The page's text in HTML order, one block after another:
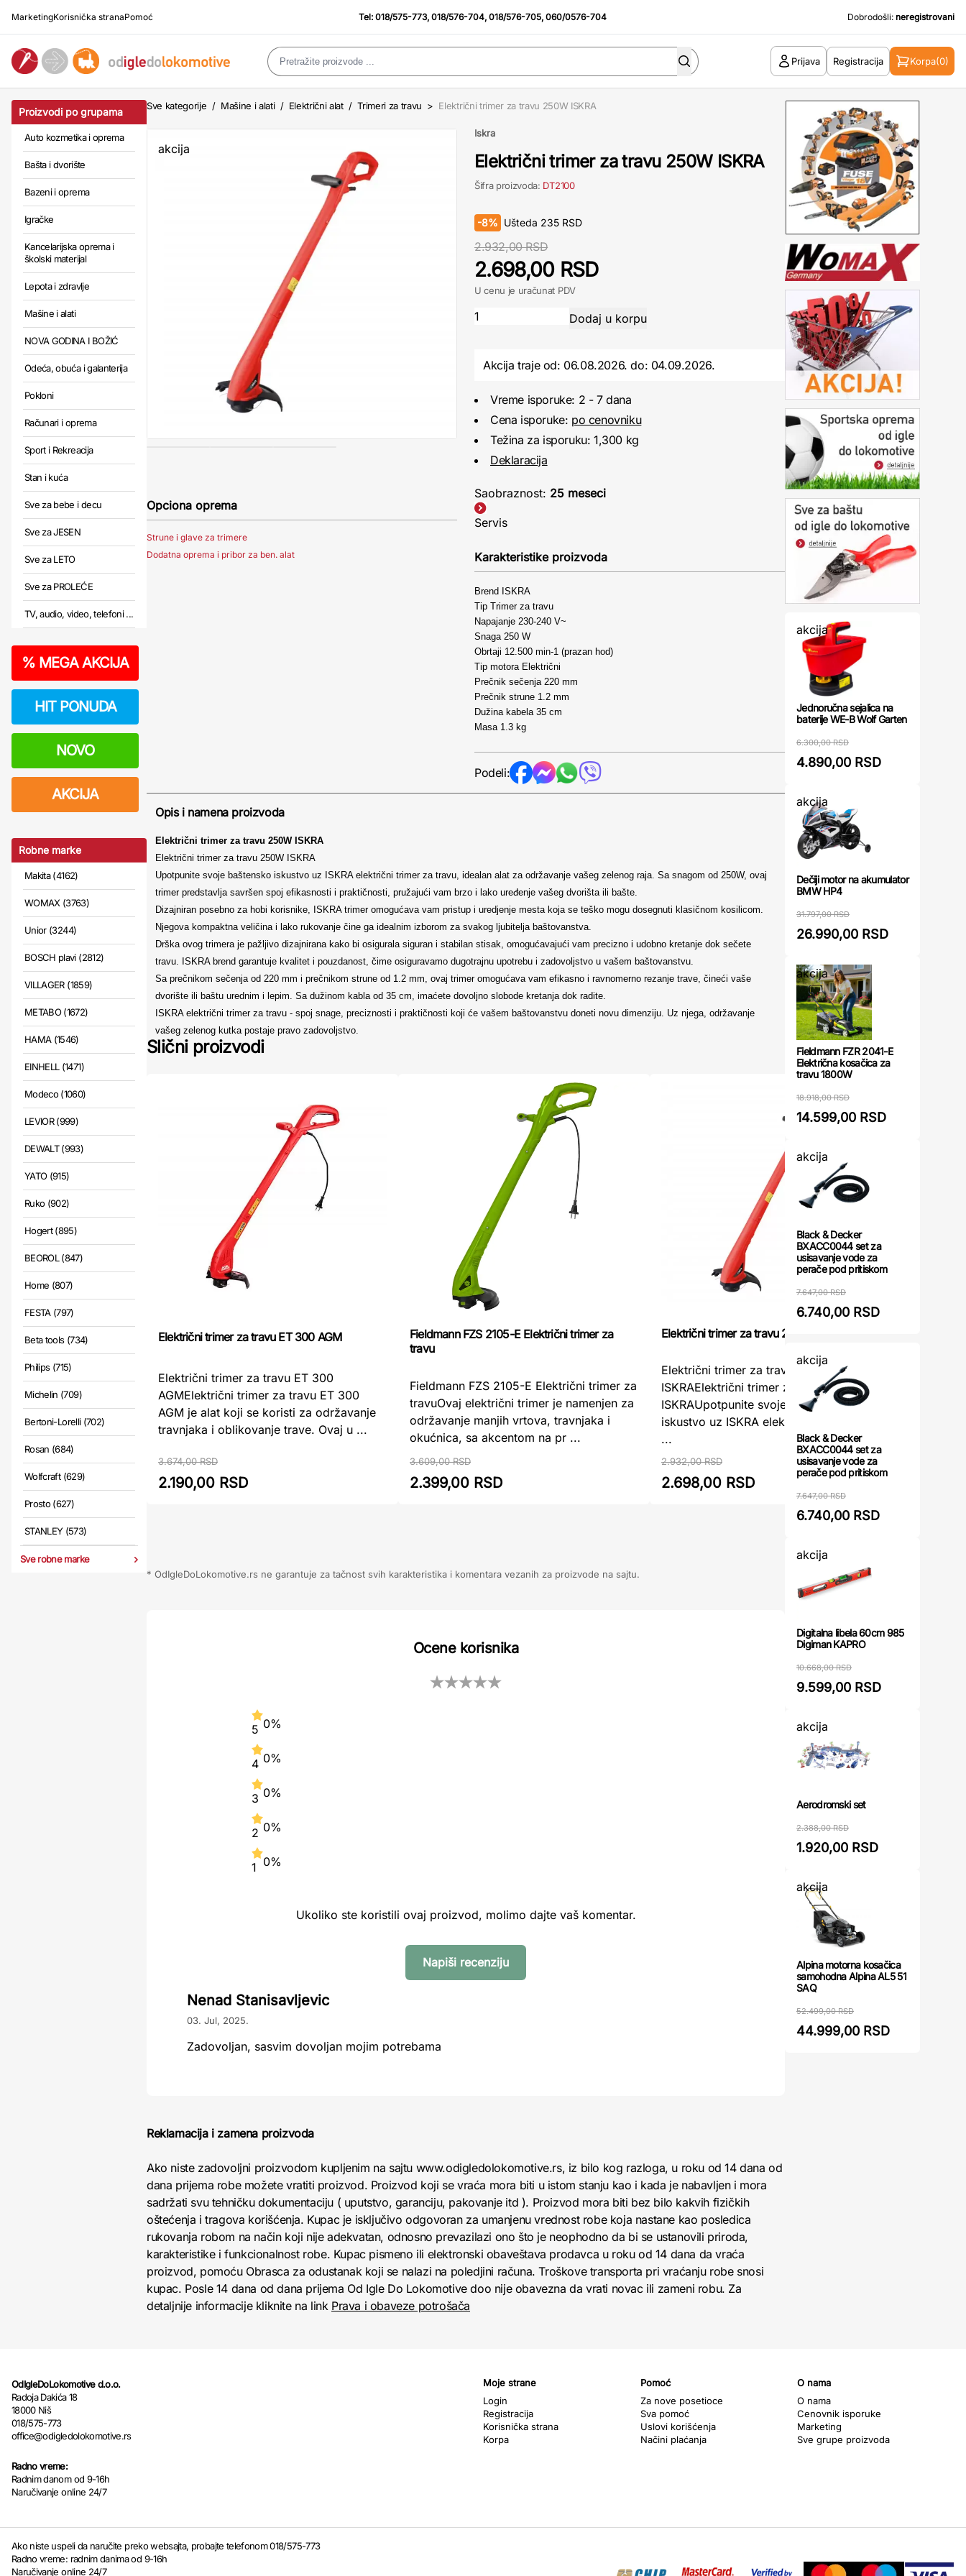
MarketingKorisnička stranaPomoć Tel:018/575-773,018/576-704,018/576-705,060/0576-704 Dobrodošli: neregistrovani
Prijava Registracija Korpa(0)
Proizvodi po grupama
Auto kozmetika i oprema
Bašta i dvorište
Bazeni i oprema
Igračke
Kancelarijska oprema i
školski materijal
Lepota i zdravlje
Mašine i alati
NOVA GODINA I BOŽIĆ
Odeća, obuća i galanterija
Pokloni
Računari i oprema
Sport i Rekreacija
Stan i kuća
Sve za bebe i decu
Sve za JESEN
Sve za LETO
Sve za PROLEĆE
TV, audio, video, telefoni ...
% MEGA AKCIJA
HIT PONUDA
NOVO
AKCIJA
Robne marke
Makita (4162)
WOMAX (3763)
Unior (3244)
BOSCH plavi (2812)
VILLAGER (1859)
METABO (1672)
HAMA (1546)
EINHELL (1471)
Modeco (1060)
LEVIOR (999)
DEWALT (993)
YATO (915)
Ruko (902)
Hogert (895)
BEOROL (847)
Home (807)
FESTA (797)
Beta tools (734)
Philips (715)
Michelin (709)
Bertoni-Lorelli (702)
Rosan (684)
Wolfcraft (629)
Prosto (627)
STANLEY (573)
Sve robne marke
Sve kategorije / Mašine i alati / Električni alat / Trimeri za travu > Električni trimer za travu 250W ISKRA
akcija
Opciona oprema
Strune i glave za trimere
Dodatna oprema i pribor za ben. alat
Iskra
Električni trimer za travu 250W ISKRA
Šifra proizvoda: DT2100
-8% Ušteda 235 RSD
2.932,00 RSD
2.698,00 RSD
U cenu je uračunat PDV
Akcija traje od: 06.08.2026.do: 04.09.2026.
Vreme isporuke: 2 - 7 dana
Cena isporuke: po cenovniku
Težina za isporuku: 1,300 kg
Deklaracija
Saobraznost: 25 meseci
Servis
Karakteristike proizvoda
Brend ISKRA
Tip Trimer za travu
Napajanje 230-240 V~
Snaga 250 W
Obrtaji 12.500 min-1 (prazan hod)
Tip motora Električni
Prečnik sečenja 220 mm
Prečnik strune 1.2 mm
Dužina kabela 35 cm
Masa 1.3 kg
Podeli:
Opis i namena proizvoda
Električni trimer za travu 250W ISKRA
Električni trimer za travu 250W ISKRA
Upotpunite svoje baštensko iskustvo uz ISKRA električni trimer za travu, idealan alat za održavanje vašeg zelenog raja. Sa snagom od 250W, ovaj
trimer predstavlja savršen spoj efikasnosti i praktičnosti, pružajući vam brzo i lako uređenje vašeg dvorišta ili bašte.
Dizajniran posebno za hobi korisnike, ISKRA trimer omogućava vam pristup i uredjenje mesta koja se teško mogu dosegnuti klasičnom kosilicom.
Njegova kompaktna veličina i lako rukovanje čine ga idealnim izborom za svakog ljubitelja baštovanstva.
Drška ovog trimera je pažljivo dizajnirana kako bi osigurala siguran i stabilan stisak, omogućavajući vam precizno i udobno kretanje dok sečete
travu. ISKRA brend garantuje kvalitet i pouzdanost, čime osiguravamo dugotrajnu upotrebu i zadovoljstvo u vašem baštovanstvu.
Sa prečnikom sečenja od 220 mm i prečnikom strune od 1.2 mm, ovaj trimer omogućava vam efikasno i ravnomerno rezanje trave, čineći vaše
dvorište ili baštu urednim i lepim. Sa dužinom kabla od 35 cm, imaćete dovoljno slobode kretanja dok radite.
ISKRA električni trimer za travu - spoj snage, preciznosti i praktičnosti koji će vašem baštovanstvu doneti novu dimenziju. Uz njega, održavanje
vašeg zelenog kutka postaje pravo zadovoljstvo.
Slični proizvodi
Električni trimer za travu ET 300 AGM
Električni trimer za travu ET 300
AGMElektrični trimer za travu ET 300
AGM je alat koji se koristi za održavanje
travnjaka i oblikovanje trave. Ovaj u ...
3.674,00 RSD
2.190,00 RSD
Fieldmann FZS 2105-E Električni trimer za
travu
Fieldmann FZS 2105-E Električni trimer za
travuOvaj električni trimer je namenjen za
održavanje manjih vrtova, travnjaka i
okućnica, sa akcentom na pr ...
3.609,00 RSD
2.399,00 RSD
Električni trimer za travu 250W ISKRA
Električni trimer za travu 250W
ISKRAElektrični trimer za travu 250W
ISKRAUpotpunite svoje baštensko
iskustvo uz ISKRA električni trimer za tra
...
2.932,00 RSD
2.698,00 RSD
* OdIgleDoLokomotive.rs ne garantuje za tačnost svih karakteristika i komentara vezanih za proizvode na sajtu.
Ocene korisnika
5 0%
4 0%
3 0%
2 0%
1 0%
Ukoliko ste koristili ovaj proizvod, molimo dajte vaš komentar.
Napiši recenziju
Nenad Stanisavljevic
03. Jul, 2025.
Zadovoljan, sasvim dovoljan mojim potrebama
Reklamacija i zamena proizvoda
Ako niste zadovoljni proizvodom kupljenim na sajtu www.odigledolokomotive.rs, iz bilo kog razloga, u roku od 14 dana od
dana prijema robe možete vratiti proizvod. Proizvod koji se vraća mora biti u istom stanju kao i kada je nabavljen i mora
sadržati svu tehničku dokumentaciju ( uputstvo, garanciju, pakovanje itd ). Proizvod mora biti bez bilo kakvih fizičkih
oštećenja i tragova korišćenja. Kupac je isključivo odgovoran za umanjenu vrednost robe koja nastane kao posledica
rukovanja robom na način koji nije adekvatan, odnosno prevazilazi ono što je neophodno da bi se ustanovili priroda,
karakteristike i funkcionalnost robe. Kupac pismeno ili elektronski obaveštava prodavca u roku od 14 dana da vraća
proizvod, pomoću Obrasca za odustanak koji se nalazi na poledjini računa. Troškove transporta pri vraćanju robe snosi
kupac. Posle 14 dana od dana prijema Od Igle Do Lokomotive doo nije obavezna da vrati novac ili zameni robu. Za
detaljnije informacije kliknite na link Prava i obaveze potrošača
akcija
Jednoručna sejalica na
baterije WE-B Wolf Garten
6.300,00 RSD
4.890,00 RSD
akcija
Dečiji motor na akumulator
BMW HP4
31.797,00 RSD
26.990,00 RSD
akcija
Fieldmann FZR 2041-E
Električna kosačica za
travu 1800W
18.918,00 RSD
14.599,00 RSD
akcija
Black & Decker
BXACC0044 set za
usisavanje vode za
perače pod pritiskom
7.647,00 RSD
6.740,00 RSD
akcija
Black & Decker
BXACC0044 set za
usisavanje vode za
perače pod pritiskom
7.647,00 RSD
6.740,00 RSD
akcija
Digitalna libela 60cm 985
Digiman KAPRO
10.668,00 RSD
9.599,00 RSD
akcija
Aerodromski set
2.388,00 RSD
1.920,00 RSD
akcija
Alpina motorna kosačica
samohodna Alpina AL5 51
SAQ
52.499,00 RSD
44.999,00 RSD
OdIgleDoLokomotive d.o.o.
Radoja Dakića 18
18000 Niš
018/575-773
office@odigledolokomotive.rs
Radno vreme:
Radnim danom od 9-16h
Naručivanje online 24/7
Moje strane
Login
Registracija
Korisnička strana
Korpa
Pomoć
Za nove posetioce
Sva pomoć
Uslovi korišćenja
Načini plaćanja
O nama
O nama
Cenovnik isporuke
Marketing
Sve grupe proizvoda
Ako niste uspeli da naručite preko websajta, probajte telefonom 018/575-773
Radno vreme: radnim danima od 9-16h
Naručivanje online 24/7